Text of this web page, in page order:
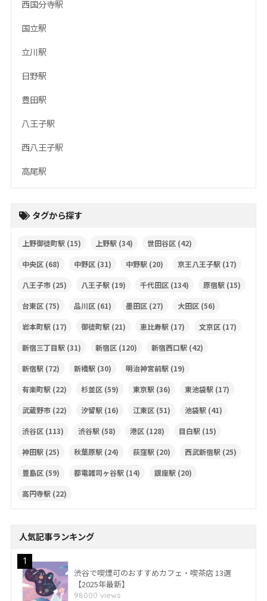
西国分寺駅
国立駅
立川駅
日野駅
豊田駅
八王子駅
西八王子駅
高尾駅
タグから探す
上野御徒町駅(15) 上野駅(34) 世田谷区(42)
中央区(68) 中野区(31) 中野駅(20) 京王八王子駅(17)
八王子市(25) 八王子駅(19) 千代田区(134) 原宿駅(15)
台東区(75) 品川区(61) 墨田区(27) 大田区(56)
岩本町駅(17) 御徒町駅(21) 恵比寿駅(17) 文京区(17)
新宿三丁目駅(31) 新宿区(120) 新宿西口駅(42)
新宿駅(72) 新橋駅(30) 明治神宮前駅(19)
有楽町駅(22) 杉並区(59) 東京駅(36) 東池袋駅(17)
武蔵野市(22) 汐留駅(16) 江東区(51) 池袋駅(41)
渋谷区(113) 渋谷駅(58) 港区(128) 目白駅(15)
神田駅(25) 秋葉原駅(24) 荻窪駅(20) 西武新宿駅(25)
豊島区(59) 都電雑司ヶ谷駅(14) 銀座駅(20)
高円寺駅(22)
人気記事ランキング
1
渋谷で喫煙可のおすすめカフェ・喫茶店 13選
【2025年最新】
98000 views